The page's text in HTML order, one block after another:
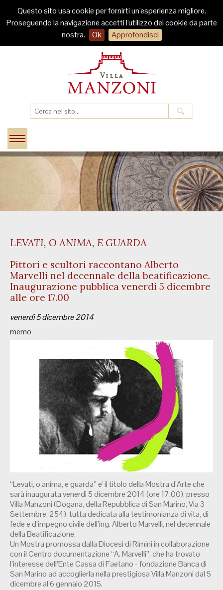
Questo sito usa cookie per fornirti un'esperienza migliore.
Proseguendo la navigazione accetti l'utilizzo dei cookie da parte
nostra.
Ok Approfondisci
LEVATI, O ANIMA, E GUARDA
Pittori e scultori raccontano Alberto
Marvelli nel decennale della beatificazione.
Inaugurazione pubblica venerdì 5 dicembre
alle ore 17.00
venerdì 5 dicembre 2014
memo
“Levati, o anima, e guarda” e' il titolo della Mostra d’Arte che
sarà inaugurata venerdì 5 dicembre 2014 (ore 17.00), presso
Villa Manzoni (Dogana, della Repubblica di San Marino, Via 3
Settembre, 254), tutta dedicata alla testimonianza di vita, di
fede e d’impegno civile dell’ing. Alberto Marvelli, nel decennale
della Beatificazione.
Un Mostra promossa dalla Diocesi di Rimini in collaborazione
con il Centro documentazione “A. Marvelli”, che ha trovato
l’interesse dell’Ente Cassa di Faetano - fondazione Banca di
San Marino ad accoglierla nella prestigiosa Villa Manzoni dal 5
dicembre al 6 gennaio 2015.